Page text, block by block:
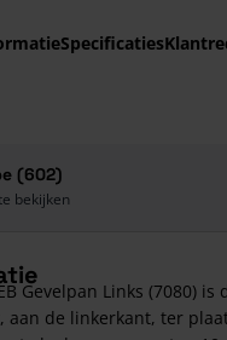
Specificaties
(602)
bekijken
Gevelpan Links (7080) is
aan de linkerkant, ter